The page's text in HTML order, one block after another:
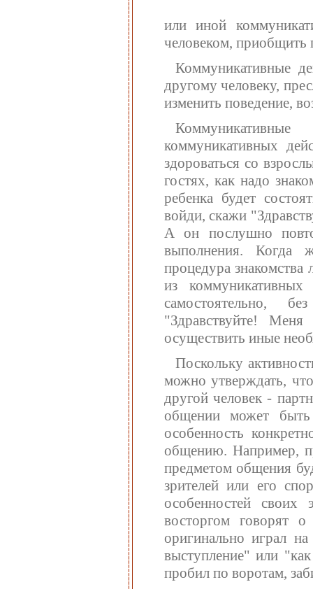
или иной
человеком, приобщить
Коммуникативные
другому человеку,
изменить поведение,
коммуникативных
здороваться со
гостях, как надо
ребенка будет
войди, скажи
А он послушно
выполнения. Когда
процедура
из
самостоятельно,
"Здравствуйте!
осуществить иные
Поскольку
можно утверждать,
другой человек -
общении может
особенность
общению. Например,
предметом общения
зрителей или его
особенностей
восторгом говорят
оригинально играл
выступление" или
пробил по воротам,